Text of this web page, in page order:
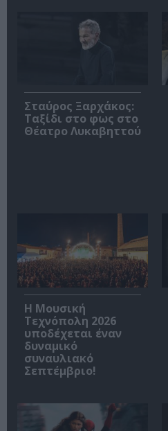
Σταύρος Ξαρχάκος:
Ταξίδι στο φως στο
Θέατρο Λυκαβηττού
Η Μουσική
Τεχνόπολη 2026
υποδέχεται έναν
δυναμικό
συναυλιακό
Σεπτέμβριο!